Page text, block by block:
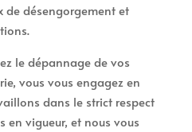
de désengorgement et
le dépannage de vos
vous vous engagez en
dans le strict respect
en vigueur, et nous vous